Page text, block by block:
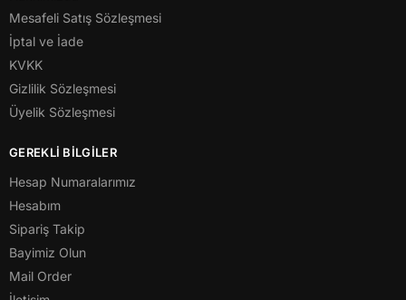
Mesafeli Satış Sözleşmesi
İptal ve İade
KVKK
Gizlilik Sözleşmesi
Üyelik Sözleşmesi
GEREKLİ BİLGİLER
Hesap Numaralarımız
Hesabım
Sipariş Takip
Bayimiz Olun
Mail Order